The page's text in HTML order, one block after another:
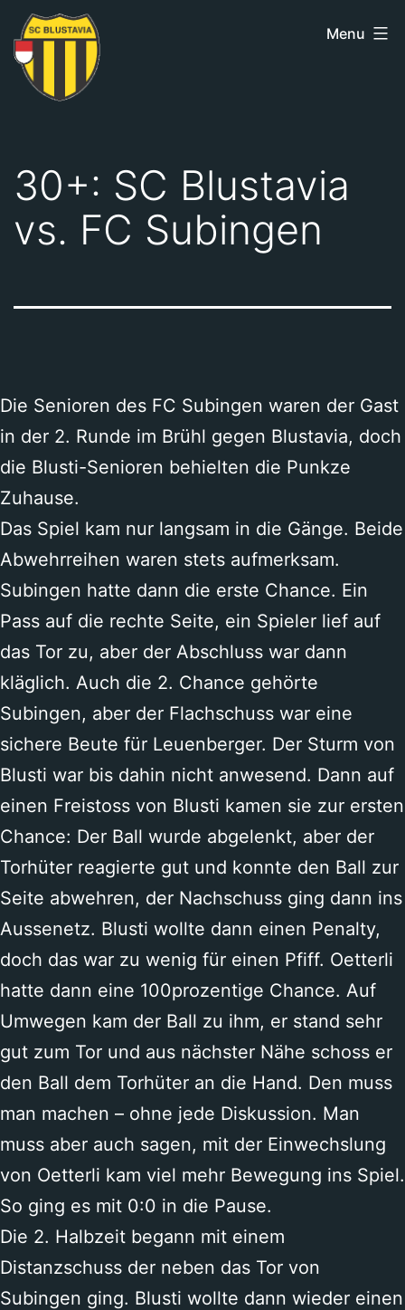
Skip
to
content
SC
Blustavia
Menu
30+: SC Blustavia
vs. FC Subingen
Die Senioren des FC Subingen waren der Gast
in der 2. Runde im Brühl gegen Blustavia, doch
die Blusti-Senioren behielten die Punkze
Zuhause.
Das Spiel kam nur langsam in die Gänge. Beide
Abwehrreihen waren stets aufmerksam.
Subingen hatte dann die erste Chance. Ein
Pass auf die rechte Seite, ein Spieler lief auf
das Tor zu, aber der Abschluss war dann
kläglich. Auch die 2. Chance gehörte
Subingen, aber der Flachschuss war eine
sichere Beute für Leuenberger. Der Sturm von
Blusti war bis dahin nicht anwesend. Dann auf
einen Freistoss von Blusti kamen sie zur ersten
Chance: Der Ball wurde abgelenkt, aber der
Torhüter reagierte gut und konnte den Ball zur
Seite abwehren, der Nachschuss ging dann ins
Aussenetz. Blusti wollte dann einen Penalty,
doch das war zu wenig für einen Pfiff. Oetterli
hatte dann eine 100prozentige Chance. Auf
Umwegen kam der Ball zu ihm, er stand sehr
gut zum Tor und aus nächster Nähe schoss er
den Ball dem Torhüter an die Hand. Den muss
man machen – ohne jede Diskussion. Man
muss aber auch sagen, mit der Einwechslung
von Oetterli kam viel mehr Bewegung ins Spiel.
So ging es mit 0:0 in die Pause.
Die 2. Halbzeit begann mit einem
Distanzschuss der neben das Tor von
Subingen ging. Blusti wollte dann wieder einen